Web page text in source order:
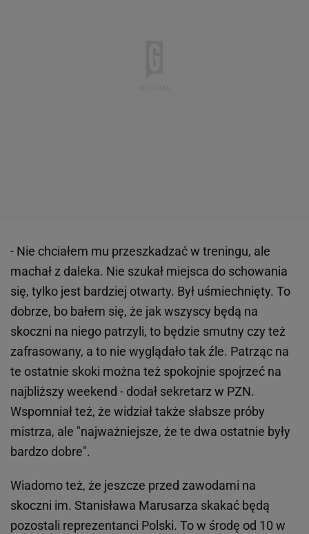
- Nie chciałem mu przeszkadzać w treningu, ale
machał z daleka. Nie szukał miejsca do schowania
się, tylko jest bardziej otwarty. Był uśmiechnięty. To
dobrze, bo bałem się, że jak wszyscy będą na
skoczni na niego patrzyli, to będzie smutny czy też
zafrasowany, a to nie wyglądało tak źle. Patrząc na
te ostatnie skoki można też spokojnie spojrzeć na
najbliższy weekend - dodał sekretarz w PZN.
Wspomniał też, że widział także słabsze próby
mistrza, ale "najważniejsze, że te dwa ostatnie były
bardzo dobre".
Wiadomo też, że jeszcze przed zawodami na
skoczni im. Stanisława Marusarza skakać będą
pozostali reprezentanci Polski. To w środę od 10 w